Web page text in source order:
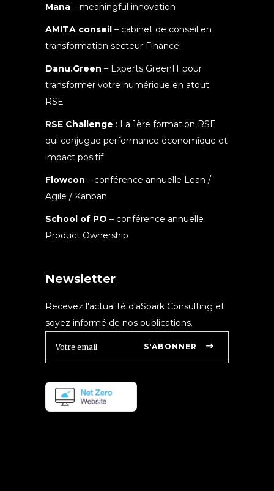
Mana – meaningful innovation
AMITA conseil – cabinet de conseil en
transformation secteur Finance
Danu.Green – Experts GreenIT pour
transformer votre numérique en atout
RSE
RSE Challenge : La 1ère formation RSE
qui conjugue performance économique et
impact positif
Flowcon – conférence annuelle Lean /
Agile / Kanban
School of PO – conférence annuelle
Product Ownership
Newsletter
Recevez l'actualité d'aSpark Consulting et
soyez informé de nos publications.
S'ABONNER